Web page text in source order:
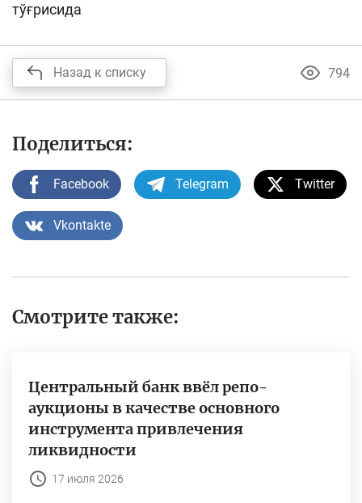
тўғрисида
Назад к списку 794
Поделиться:
Facebook Telegram Twitter
Vkontakte
Смотрите также:
Центральный банк ввёл репо-
аукционы в качестве основного
инструмента привлечения
ликвидности
17 июля 2026